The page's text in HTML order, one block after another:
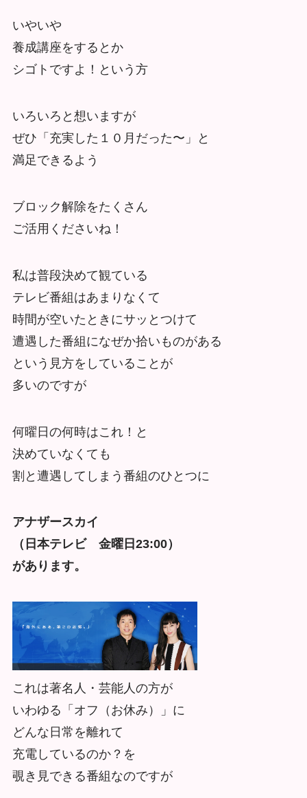
いやいや
養成講座をするとか
シゴトですよ！という方
いろいろと想いますが
ぜひ「充実した１０月だった〜」と
満足できるよう
ブロック解除をたくさん
ご活用くださいね！
私は普段決めて観ている
テレビ番組はあまりなくて
時間が空いたときにサッとつけて
遭遇した番組になぜか拾いものがある
という見方をしていることが
多いのですが
何曜日の何時はこれ！と
決めていなくても
割と遭遇してしまう番組のひとつに
アナザースカイ
（日本テレビ 金曜日23:00）
があります。
これは著名人・芸能人の方が
いわゆる「オフ（お休み）」に
どんな日常を離れて
充電しているのか？を
覗き見できる番組なのですが